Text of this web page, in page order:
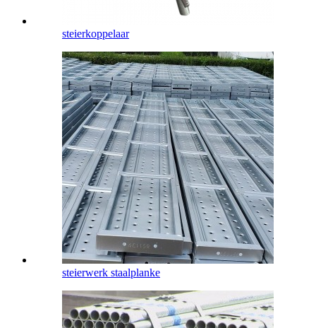
steierkoppelaar
steierwerk staalplanke